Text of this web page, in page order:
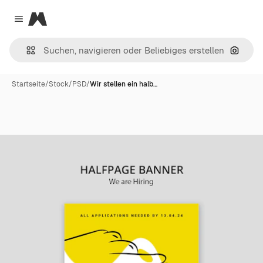
Close menu
Magnific
Nach
Startseite/Stock/PSD/Wir stellen ein halb…